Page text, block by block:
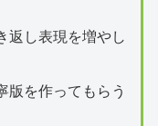
返し表現を増やし
版を作ってもらう